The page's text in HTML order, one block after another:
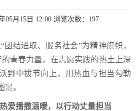
05月15日 12:00浏览次数： 197
团结进取、服务社会”为精神旗帜，
青春力量，在志愿实践的热土上深
野中拔节向上，用热血与担当勾勒
。
爱播撒温暖，以行动丈量担当